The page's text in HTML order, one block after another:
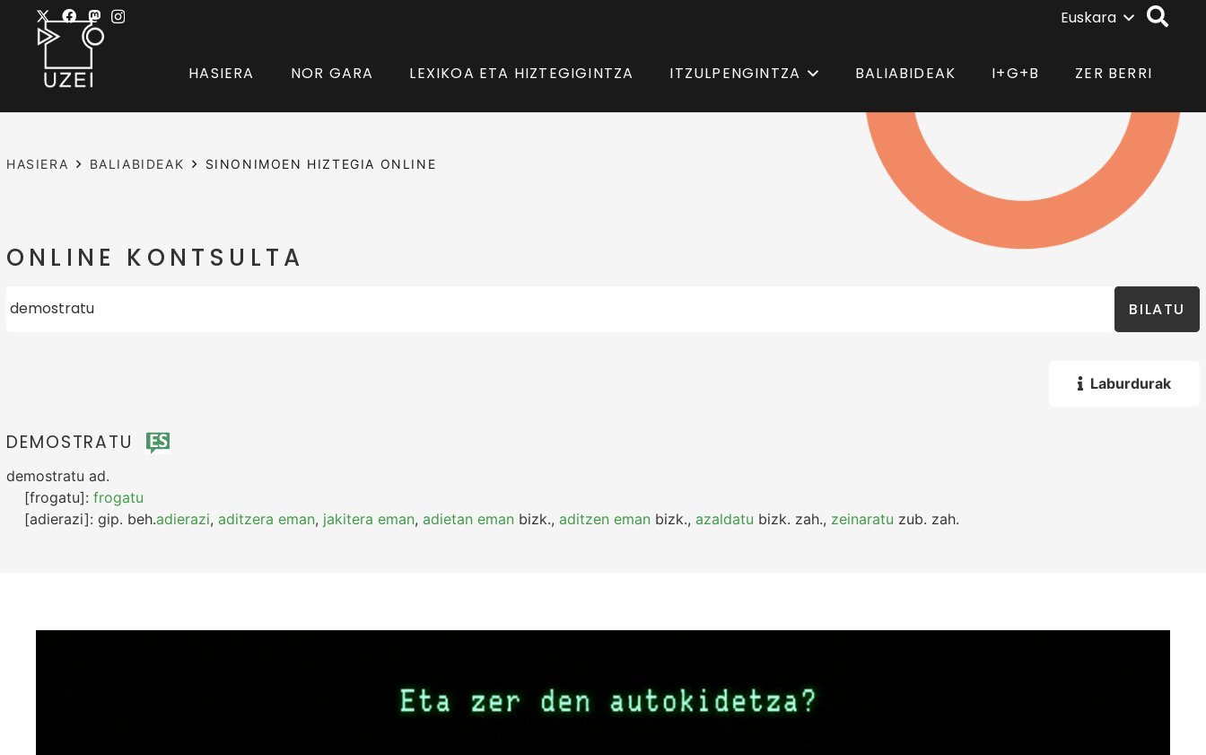
Euskara
HASIERA NOR GARA LEXIKOA ETA HIZTEGIGINTZA ITZULPENGINTZA BALIABIDEAK I+G+B ZER BERRI
HASIERA BALIABIDEAK SINONIMOEN HIZTEGIA ONLINE
ONLINE KONTSULTA
BILATU
Laburdurak
DEMOSTRATU
demostratu ad.
[frogatu]: frogatu
[adierazi]: gip. beh.adierazi, aditzera eman, jakitera eman, adietan eman bizk., aditzen eman bizk., azaldatu bizk. zah., zeinaratu zub. zah.